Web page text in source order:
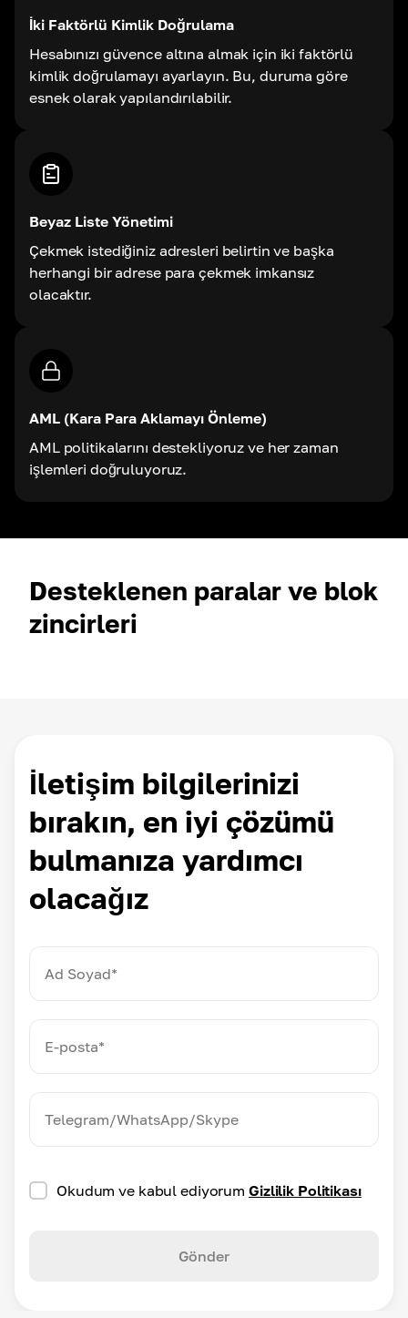
İki Faktörlü Kimlik Doğrulama
Hesabınızı güvence altına almak için iki faktörlü
kimlik doğrulamayı ayarlayın. Bu, duruma göre
esnek olarak yapılandırılabilir.
Beyaz Liste Yönetimi
Çekmek istediğiniz adresleri belirtin ve başka
herhangi bir adrese para çekmek imkansız
olacaktır.
AML (Kara Para Aklamayı Önleme)
AML politikalarını destekliyoruz ve her zaman
işlemleri doğruluyoruz.
Desteklenen paralar ve blok
zincirleri
İletişim bilgilerinizi
bırakın, en iyi çözümü
bulmanıza yardımcı
olacağız
Okudum ve kabul ediyorum Gizlilik Politikası
Gönder